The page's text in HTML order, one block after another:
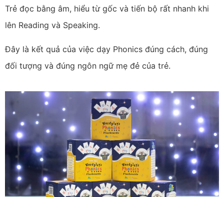
Trẻ đọc bằng âm, hiểu từ gốc và tiến bộ rất nhanh khi
lên Reading và Speaking.
Đây là kết quả của việc dạy Phonics đúng cách, đúng
đối tượng và đúng ngôn ngữ mẹ đẻ của trẻ.